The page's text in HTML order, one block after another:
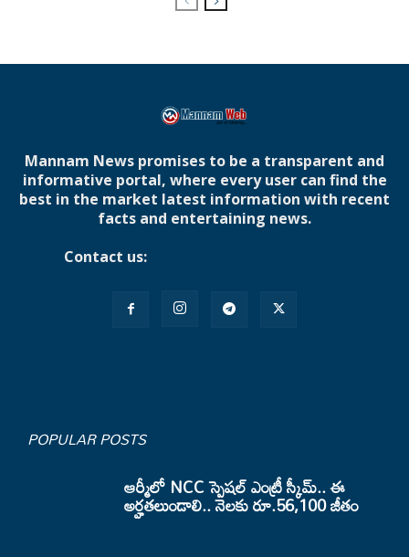
Mannam News promises to be a transparent and
informative portal, where every user can find the
best in the market latest information with recent
facts and entertaining news.
Contact us:
POPULAR POSTS
ఆర్మీలో NCC స్పెషల్ ఎంట్రీ స్కీమ్.. ఈ
అర్హతలుండాలి.. నెలకు రూ.56,100 జీతం